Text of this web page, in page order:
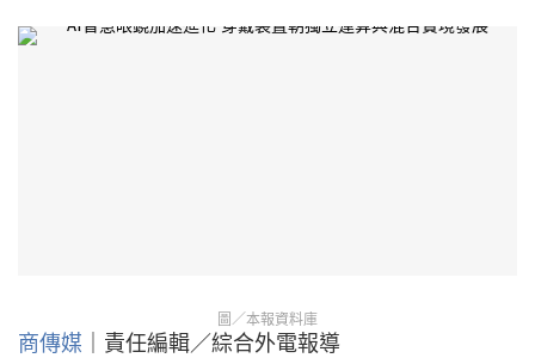
圖／本報資料庫
商傳媒 ｜責任編輯／綜合外電報導